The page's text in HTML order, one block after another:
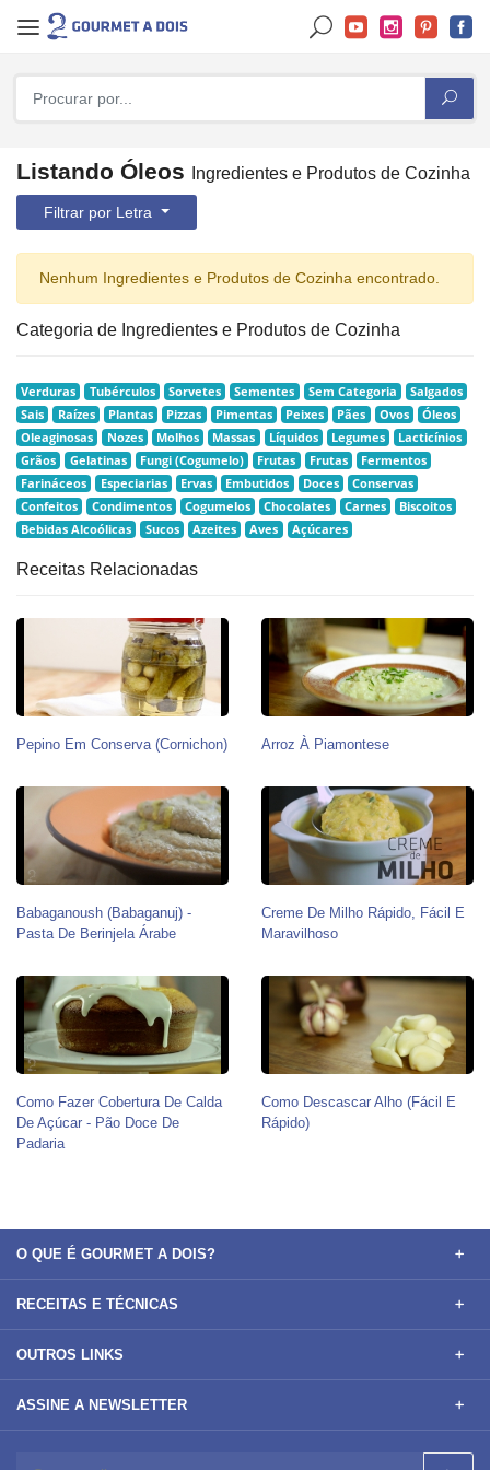
Listando Óleos Ingredientes e Produtos de Cozinha
Filtrar por Letra
Nenhum Ingredientes e Produtos de Cozinha encontrado.
Categoria de Ingredientes e Produtos de Cozinha
Verduras Tubérculos Sorvetes Sementes Sem Categoria
Salgados
Sais
Raízes Plantas Pizzas Pimentas Peixes Pães Ovos
Óleos
Oleaginosas
Nozes Molhos Massas Líquidos Legumes
Lacticínios
Grãos
Gelatinas Fungi (Cogumelo) Frutas Frutas
Fermentos
Farináceos
Especiarias Ervas Embutidos Doces
Conservas
Confeitos
Condimentos Cogumelos Chocolates Carnes
Biscoitos
Bebidas Alcoólicas
Sucos Azeites Aves Açúcares
Receitas Relacionadas
Pepino Em Conserva (Cornichon) Arroz À Piamontese
Babaganoush (babaganuj) -
Pasta De Berinjela Árabe
Creme De Milho Rápido, Fácil E
Maravilhoso
Como Fazer Cobertura De Calda
De Açúcar - Pão Doce De
Padaria
Como Descascar Alho (Fácil E
Rápido)
O QUE É GOURMET A DOIS?
RECEITAS E TÉCNICAS
OUTROS LINKS
ASSINE A NEWSLETTER